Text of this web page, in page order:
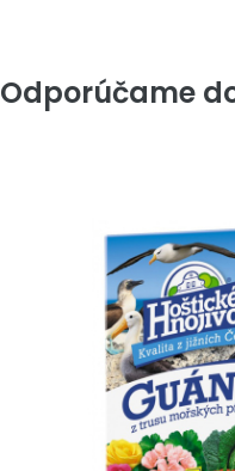
Odporúčame